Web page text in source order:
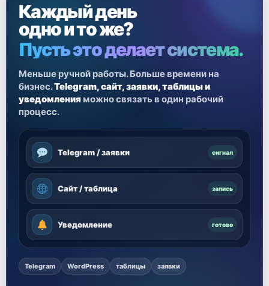
Каждый день
одно и то же?
Пусть это делает система.
Меньше ручной работы. Больше времени на
бизнес.Telegram, сайт, заявки, таблицы и
уведомления можно связать в один рабочий
процесс.
Telegram / заявки сигнал
Сайт / таблица запись
Уведомление готово
Telegram WordPress таблицы заявки